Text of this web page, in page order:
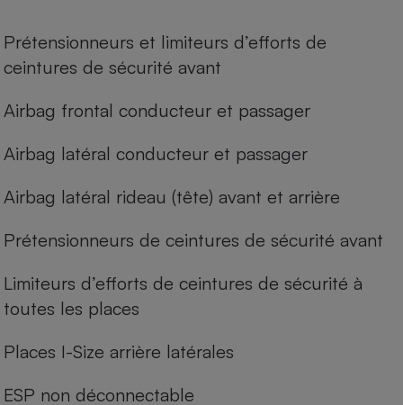
Prétensionneurs et limiteurs d’efforts de
ceintures de sécurité avant
Airbag frontal conducteur et passager
Airbag latéral conducteur et passager
Airbag latéral rideau (tête) avant et arrière
Prétensionneurs de ceintures de sécurité avant
Limiteurs d’efforts de ceintures de sécurité à
toutes les places
Places I-Size arrière latérales
ESP non déconnectable